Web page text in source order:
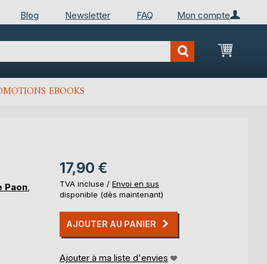
Mon compte
Blog Newsletter FAQ
Mon
EBOOKS
Paon,
17,90 €
TVA incluse / Envoi en sus
disponible (dès maintenant)
AJOUTER AU PANIER
Ajouter à ma liste d'envies